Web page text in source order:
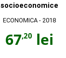
socioeconomice
ECONOMICA - 2018
67,20 lei